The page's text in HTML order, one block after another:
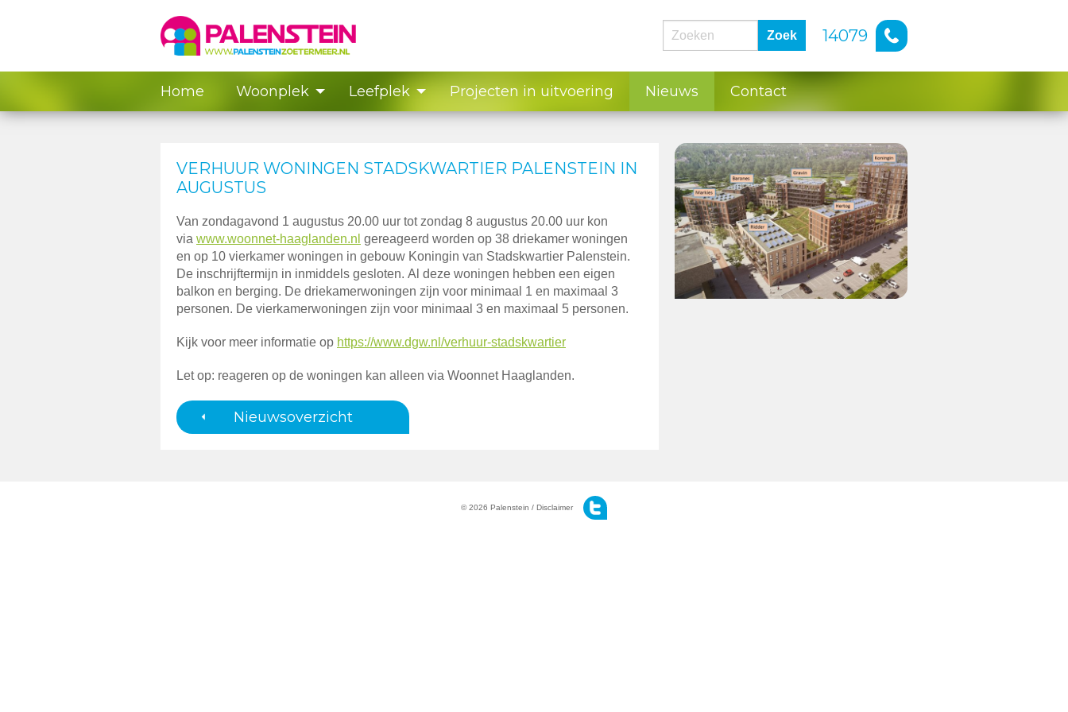
Zoek 14079
Home Woonplek Leefplek Projecten in uitvoering Nieuws Contact
VERHUUR WONINGEN STADSKWARTIER PALENSTEIN IN
AUGUSTUS
Van zondagavond 1 augustus 20.00 uur tot zondag 8 augustus 20.00 uur kon
via www.woonnet-haaglanden.nl gereageerd worden op 38 driekamer woningen
en op 10 vierkamer woningen in gebouw Koningin van Stadskwartier Palenstein.
De inschrijftermijn in inmiddels gesloten. Al deze woningen hebben een eigen
balkon en berging. De driekamerwoningen zijn voor minimaal 1 en maximaal 3
personen. De vierkamerwoningen zijn voor minimaal 3 en maximaal 5 personen.
Kijk voor meer informatie op https://www.dgw.nl/verhuur-stadskwartier
Let op: reageren op de woningen kan alleen via Woonnet Haaglanden.
Nieuwsoverzicht
© 2026 Palenstein / Disclaimer